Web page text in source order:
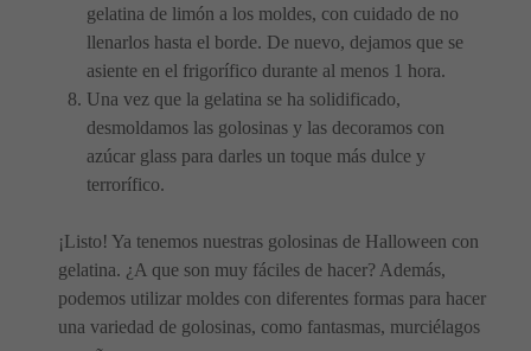
gelatina de limón a los moldes, con cuidado de no
llenarlos hasta el borde. De nuevo, dejamos que se
asiente en el frigorífico durante al menos 1 hora.
Una vez que la gelatina se ha solidificado,
desmoldamos las golosinas y las decoramos con
azúcar glass para darles un toque más dulce y
terrorífico.
¡Listo! Ya tenemos nuestras golosinas de Halloween con
gelatina. ¿A que son muy fáciles de hacer? Además,
podemos utilizar moldes con diferentes formas para hacer
una variedad de golosinas, como fantasmas, murciélagos